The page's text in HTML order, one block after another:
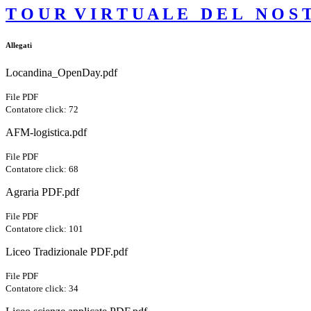
T O U R V I R T U A L E D E L N O S
Allegati
Locandina_OpenDay.pdf
File PDF
Contatore click: 72
AFM-logistica.pdf
File PDF
Contatore click: 68
Agraria PDF.pdf
File PDF
Contatore click: 101
Liceo Tradizionale PDF.pdf
File PDF
Contatore click: 34